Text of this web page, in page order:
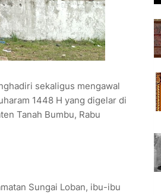
sekaligus mengawal
1448 H yang digelar di
Tanah Bumbu, Rabu
Sungai Loban, ibu-ibu